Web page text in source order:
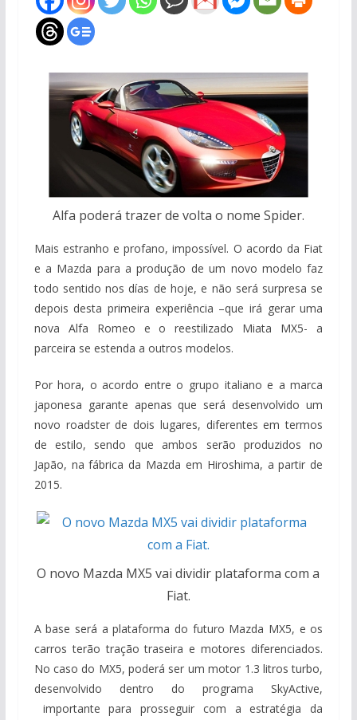
Alfa poderá trazer de volta o nome Spider.
Mais estranho e profano, impossível. O acordo da Fiat
e a Mazda para a produção de um novo modelo faz
todo sentido nos días de hoje, e não será surpresa se
depois desta primeira experiência –que irá gerar uma
nova Alfa Romeo e o reestilizado Miata MX5- a
parceira se estenda a outros modelos.
Por hora, o acordo entre o grupo italiano e a marca
japonesa garante apenas que será desenvolvido um
novo roadster de dois lugares, diferentes em termos
de estilo, sendo que ambos serão produzidos no
Japão, na fábrica da Mazda em Hiroshima, a partir de
2015.
O novo Mazda MX5 vai dividir plataforma com a
Fiat.
A base será a plataforma do futuro Mazda MX5, e os
carros terão tração traseira e motores diferenciados.
No caso do MX5, poderá ser um motor 1.3 litros turbo,
desenvolvido dentro do programa SkyActive,
importante para prosseguir com a estratégia da